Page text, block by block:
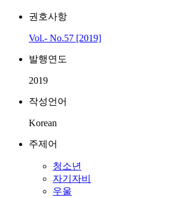
권호사항
Vol.- No.57 [2019]
발행연도
2019
작성언어
Korean
주제어
청소년
자기자비
우울